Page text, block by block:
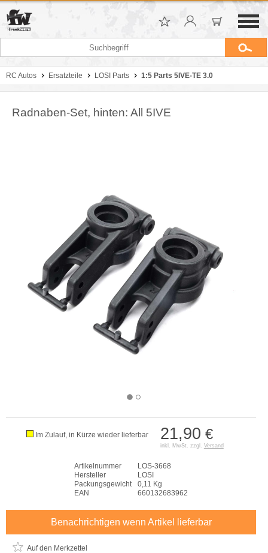
RC Autos Ersatzteile LOSI Parts 1:5 Parts 5IVE-TE 3.0
Radnaben-Set, hinten: All 5IVE
21,90 €
inkl. MwSt. zzgl. Versand
Im Zulauf, in Kürze wieder lieferbar
Artikelnummer
LOS-3668
Hersteller
LOSI
Packungsgewicht
0,11 Kg
EAN
660132683962
Benachrichtigen wenn Artikel lieferbar
Auf den Merkzettel